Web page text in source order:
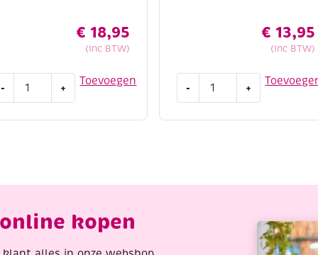
€ 18,95
(Inc BTW)
Toevoegen
- +
€ 13,95
(Inc BTW)
-
raspen,
stuks
+
kopen